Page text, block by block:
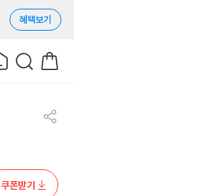
혜택보기
쿠폰받기